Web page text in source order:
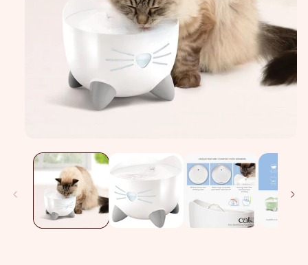
aineisto
modaalisessa
ikkunassa